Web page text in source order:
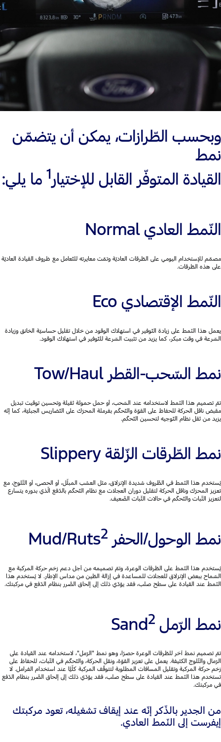
وبحسب الطّرازات، يمكن أن يتضمّن
نمط
القيادة المتوفّر القابل للإختيار1 ما يلي:
النّمط العادي Normal
مصمّم للإستخدام اليومي على الطّرقات العاديّة وتمّت معايرته للتّعامل مع ظروف القيادة العاديّة
على هذه الطّرقات.
النّمط الإقتصادي Eco
يعمل هذا النّمط على زيادة التّوفير في استهلاك الوقود من خلال تقليل حساسيّة الخانق وزيادة
السّرعة في وقت مبكر، كما يزيد من تثبيت السّرعة للتّوفير في استهلاك الوقود.
نمط السّحب-القطر Tow/Haul
تمّ تصميم هذا النّمط لاستخدامه عند السّحب، أو حمل حمولة ثقيلة وتحسين توقيت تبديل
مقبض ناقل الحركة للحفاظ على القوّة والتّحكّم بفرملة المحرّك على التّضاريس الجبليّة، كما إنّه
يزيد من ثقل نظام التّوجيه لتحسين التّحكّم.
نمط الطّرقات الزّلقة Slippery
يُستخدم هذا النّمط في الظّروف شديدة الإنزلاق، مثل العشب المبلّل، أو الحصى، أو الثّلوج، مع
تعزيز المحرّك وناقل الحركة لتقليل دوران العجلات مع نظام التّحكّم بالدّفع الّذي بدوره يتسارع
لتعزيز الثّبات والتّحكّم في حالات الثّبات الضّعيف.
نمط الوحول/الحفر ‏Mud/Ruts 2
يُستخدم هذا النّمط على الطّرقات الوعرة، وتمّ تصميمه من أجل دعم زخم حركة المركبة مع
السّماح ببعض الإنزلاق للعجلات للمساعدة في إزالة الطّين من مداس الإطار. لا يُستخدم هذا
النّمط عند القيادة على سطح صلب، فقد يؤدّي ذلك إلى إلحاق الضّرر بنظام الدّفع في مركبتك.
نمط الرّمل Sand 2
تمّ تصميم نمط آخر للطّرقات الوعرة حصرًا، وهو نمط "الرّمل"، لاستخدامه عند القيادة على
الرّمال والثّلوج الكثيفة. يعمل على تعزيز القوّة، ونقل الحركة، والتّحكّم في الثّبات، للحفاظ على
زخم حركة المركبة وتقليل المسافات المطلوبة لتتوقّف المركبة كلّيًّا عند استخدام الفرامل. لا
تستخدم هذا النّمط عند القيادة على سطح صلب، فقد يؤدّي ذلك إلى إلحاق الضّرر بنظام الدّفع
في مركبتك.
من الجدير بالذّكر إنّه عند إيقاف تشغيله، تعود مركبتك
إيفرست إلى النّمط العادي.